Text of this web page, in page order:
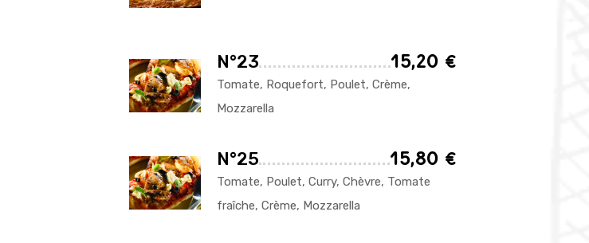
N°23 15,20 €
Tomate, Roquefort, Poulet, Crème,
Mozzarella
N°25 15,80 €
Tomate, Poulet, Curry, Chèvre, Tomate
fraîche, Crème, Mozzarella